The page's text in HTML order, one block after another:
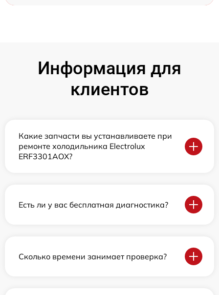
Информация для
клиентов
Какие запчасти вы устанавливаете при
ремонте холодильника Electrolux
ERF3301AOX?
Есть ли у вас бесплатная диагностика?
Сколько времени занимает проверка?